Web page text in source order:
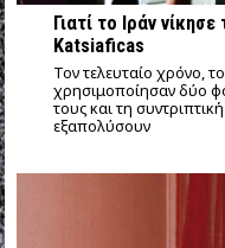
Γιατί το Ιράν
Katsiaficas
Τον τελευταίο χρόνο,
χρησιμοποίησαν δύο
τους και τη
εξαπολύσουν